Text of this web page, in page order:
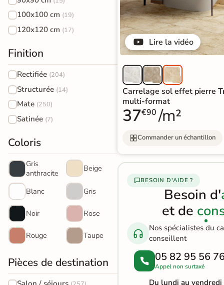
effet
pierre
Carrelage
effet
béton
Carrelage
métal
Carrelage
moderne
Carrelage
effet
Terre
cuite &
tomette
jours
Voir les
produits
express
100x100 cm (19)
120x120 cm (17)
Finition
Rectifiée (204)
Structurée (14)
Mate (250)
Satinée (7)
Coloris
Gris
anthracite
Beige
Blanc Gris
Noir Rose
Rouge Taupe
Pièces de destination
Lire la vidéo
Carrelage sol effet pierre
multi-format
37€90 /m²
Commander un échantillon
BESOIN D'AIDE ?
Besoin d'
et de
Nos spécialistes du
conseillent
05 82 95 56 76
Appel non surtaxé
Du lundi au vendredi